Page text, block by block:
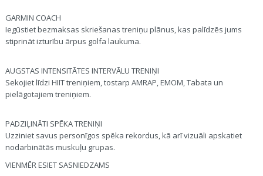
GARMIN COACH
Iegūstiet bezmaksas skriešanas treniņu plānus, kas palīdzēs jums
stiprināt izturību ārpus golfa laukuma.
AUGSTAS INTENSITĀTES INTERVĀLU TRENIŅI
Sekojiet līdzi HIIT treniņiem, tostarp AMRAP, EMOM, Tabata un
pielāgotajiem treniņiem.
PADZIĻINĀTI SPĒKA TRENIŅI
Uzziniet savus personīgos spēka rekordus, kā arī vizuāli apskatiet
nodarbinātās muskuļu grupas.
VIENMĒR ESIET SASNIEDZAMS